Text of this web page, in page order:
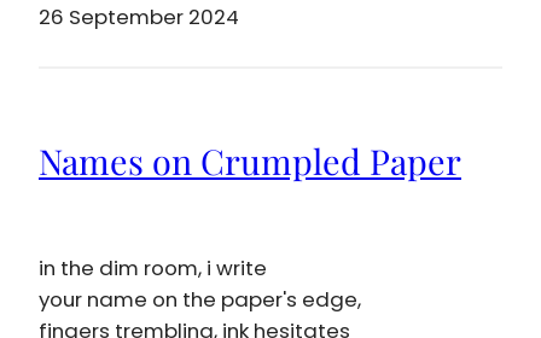
26 September 2024
Names on Crumpled Paper
in the dim room, i write
your name on the paper's edge,
fingers trembling, ink hesitates